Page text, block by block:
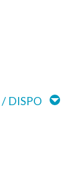
/ DISPO